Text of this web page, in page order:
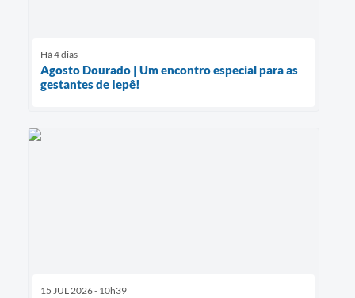
Há 4 dias
Agosto Dourado | Um encontro especial para as
gestantes de Iepê!
15 JUL 2026 - 10h39